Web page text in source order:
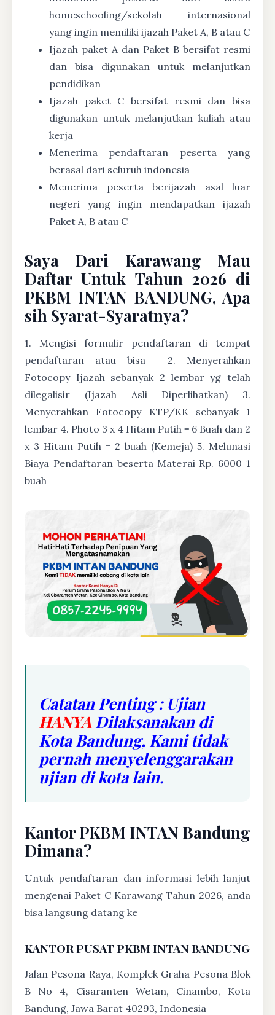
homeschooling/sekolah internasional
yang ingin memiliki ijazah Paket A, B atau C
Ijazah paket A dan Paket B bersifat resmi
dan bisa digunakan untuk melanjutkan
pendidikan
Ijazah paket C bersifat resmi dan bisa
digunakan untuk melanjutkan kuliah atau
kerja
Menerima pendaftaran peserta yang
berasal dari seluruh indonesia
Menerima peserta berijazah asal luar
negeri yang ingin mendapatkan ijazah
Paket A, B atau C
Saya Dari Karawang Mau
Daftar Untuk Tahun 2026 di
PKBM INTAN BANDUNG, Apa
sih Syarat-Syaratnya?
1. Mengisi formulir pendaftaran di tempat
pendaftaran atau bisa
2. Menyerahkan
Fotocopy Ijazah sebanyak 2 lembar yg telah
dilegalisir (Ijazah Asli Diperlihatkan) 3.
Menyerahkan Fotocopy KTP/KK sebanyak 1
lembar 4. Photo 3 x 4 Hitam Putih = 6 Buah dan 2
x 3 Hitam Putih = 2 buah (Kemeja) 5. Melunasi
Biaya Pendaftaran beserta Materai Rp. 6000 1
buah
Catatan Penting : Ujian
HANYA Dilaksanakan di
Kota Bandung, Kami tidak
pernah menyelenggarakan
ujian di kota lain.
Kantor PKBM INTAN Bandung
Dimana?
Untuk pendaftaran dan informasi lebih lanjut
mengenai Paket C Karawang Tahun 2026, anda
bisa langsung datang ke
KANTOR PUSAT PKBM INTAN BANDUNG
Jalan Pesona Raya, Komplek Graha Pesona Blok
B No 4, Cisaranten Wetan, Cinambo, Kota
Bandung, Jawa Barat 40293, Indonesia